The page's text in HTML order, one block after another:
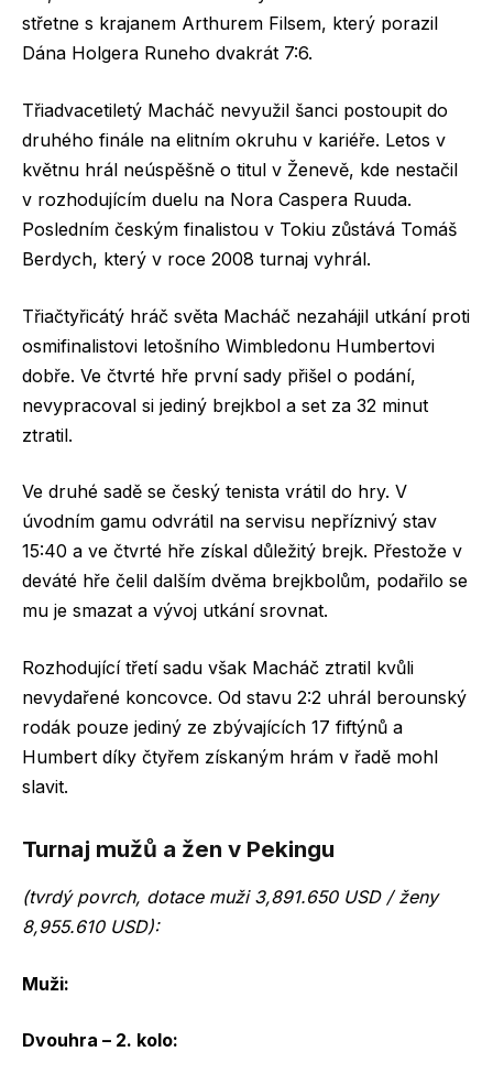
střetne s krajanem Arthurem Filsem, který porazil
Dána Holgera Runeho dvakrát 7:6.
Třiadvacetiletý Macháč nevyužil šanci postoupit do
druhého finále na elitním okruhu v kariéře. Letos v
květnu hrál neúspěšně o titul v Ženevě, kde nestačil
v rozhodujícím duelu na Nora Caspera Ruuda.
Posledním českým finalistou v Tokiu zůstává Tomáš
Berdych, který v roce 2008 turnaj vyhrál.
Třiačtyřicátý hráč světa Macháč nezahájil utkání proti
osmifinalistovi letošního Wimbledonu Humbertovi
dobře. Ve čtvrté hře první sady přišel o podání,
nevypracoval si jediný brejkbol a set za 32 minut
ztratil.
Ve druhé sadě se český tenista vrátil do hry. V
úvodním gamu odvrátil na servisu nepříznivý stav
15:40 a ve čtvrté hře získal důležitý brejk. Přestože v
deváté hře čelil dalším dvěma brejkbolům, podařilo se
mu je smazat a vývoj utkání srovnat.
Rozhodující třetí sadu však Macháč ztratil kvůli
nevydařené koncovce. Od stavu 2:2 uhrál berounský
rodák pouze jediný ze zbývajících 17 fiftýnů a
Humbert díky čtyřem získaným hrám v řadě mohl
slavit.
Turnaj mužů a žen v Pekingu
(tvrdý povrch, dotace muži 3,891.650 USD / ženy
8,955.610 USD):
Muži:
Dvouhra – 2. kolo: